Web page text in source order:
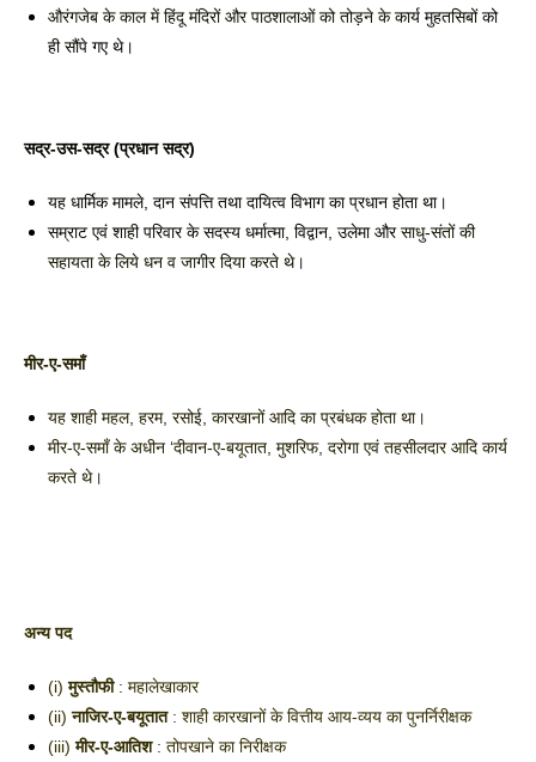
औरंगजेब के काल में हिंदू मंदिरों और पाठशालाओं को तोड़ने के कार्य मुहतसिबों को
ही सौंपे गए थे।
सद्र-उस-सद्र (प्रधान सद्र)
यह धार्मिक मामले, दान संपत्ति तथा दायित्व विभाग का प्रधान होता था।
सम्राट एवं शाही परिवार के सदस्य धर्मात्मा, विद्वान, उलेमा और साधु-संतों की
सहायता के लिये धन व जागीर दिया करते थे।
मीर-ए-समाँ
यह शाही महल, हरम, रसोई, कारखानों आदि का प्रबंधक होता था।
मीर-ए-समाँ के अधीन ‘दीवान-ए-बयूतात, मुशरिफ, दरोगा एवं तहसीलदार आदि कार्य
करते थे।
अन्य पद
(i) मुस्तौफी : महालेखाकार
(ii) नाजिर-ए-बयूतात : शाही कारखानों के वित्तीय आय-व्यय का पुनर्निरीक्षक
(iii) मीर-ए-आतिश : तोपखाने का निरीक्षक